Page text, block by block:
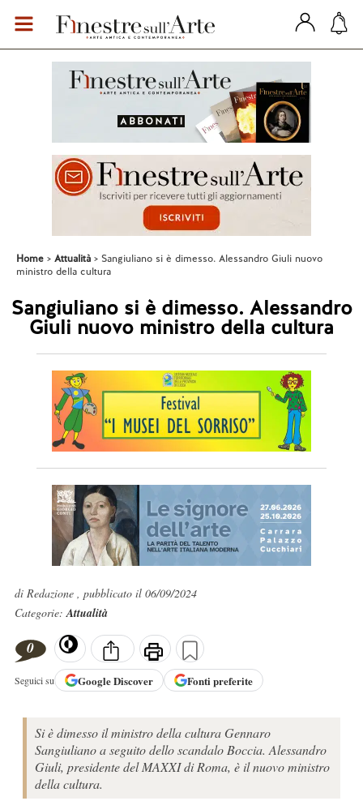
Home Attualità
Sangiuliano si è dimesso. Alessandro Giuli nuovo
ministro della cultura
Sangiuliano si è dimesso. Alessandro
Giuli nuovo ministro della cultura
di Redazione , pubblicato il 06/09/2024
Categorie:Attualità
0
Seguici su GoogleDiscover Fonti preferite
Si è dimesso il ministro della cultura Gennaro
Sangiuliano a seguito dello scandalo Boccia. Alessandro
Giuli, presidente del MAXXI di Roma, è il nuovo ministro
della cultura.